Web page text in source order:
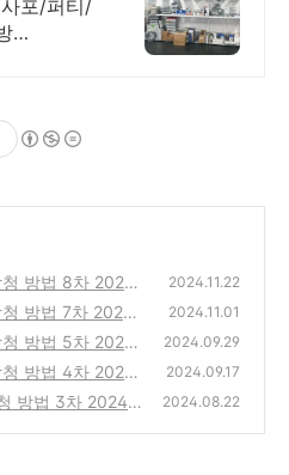
포/퍼티/
방법 8차 2024
2024.11.22
방법 7차 2024
2024.11.01
방법 5차 2024
2024.09.29
방법 4차 2024
2024.09.17
방법 3차 2024년
2024.08.22